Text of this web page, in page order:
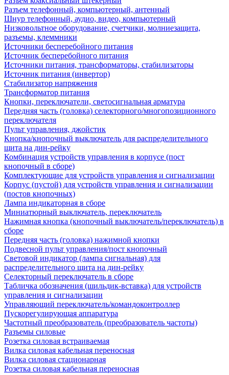
Разъем телефонный, компьютерный, антенный
Шнур телефонный, аудио, видео, компьютерный
Низковольтное оборудование, счетчики, молниезащита,
разъемы, клеммники
Источники бесперебойного питания
Источник бесперебойного питания
Источники питания, трансформаторы, стабилизаторы
Источник питания (инвертор)
Стабилизатор напряжения
Трансформатор питания
Кнопки, переключатели, светосигнальная арматура
Передняя часть (головка) селекторного/многопозиционного
переключателя
Пульт управления, джойстик
Кнопка/кнопочный выключатель для распределительного
щита на дин-рейку
Комбинация устройств управления в корпусе (пост
кнопочный в сборе)
Комплектующие для устройств управления и сигнализации
Корпус (пустой) для устройств управления и сигнализации
(постов кнопочных)
Лампа индикаторная в сборе
Миниатюрный выключатель, переключатель
Нажимная кнопка (кнопочный выключатель/переключатель) в
сборе
Передняя часть (головка) нажимной кнопки
Подвесной пульт управления/пост кнопочный
Световой индикатор (лампа сигнальная) для
распределительного щита на дин-рейку
Селекторный переключатель в сборе
Табличка обозначения (шильдик-вставка) для устройств
управления и сигнализации
Управляющий переключатель/командоконтроллер
Пускорегулирующая аппаратура
Частотный преобразователь (преобразователь частоты)
Разъемы силовые
Розетка силовая встраиваемая
Вилка силовая кабельная переносная
Вилка силовая стационарная
Розетка силовая кабельная переносная